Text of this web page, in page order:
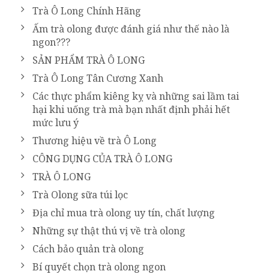
Trà Ô Long Chính Hãng
Ấm trà olong được đánh giá như thế nào là
ngon???
SẢN PHẨM TRÀ Ô LONG
Trà Ô Long Tân Cương Xanh
Các thực phẩm kiêng kỵ và những sai lầm tai
hại khi uống trà mà bạn nhất định phải hết
mức lưu ý
Thương hiệu về trà Ô Long
CÔNG DỤNG CỦA TRÀ Ô LONG
TRÀ Ô LONG
Trà Olong sữa túi lọc
Địa chỉ mua trà olong uy tín, chất lượng
Những sự thật thú vị về trà olong
Cách bảo quản trà olong
Bí quyết chọn trà olong ngon